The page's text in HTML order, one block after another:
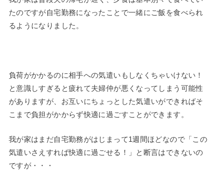
たのですが自宅勤務になったことで一緒にご飯を食べられ
るようになりました。
負荷がかかるのに相手への気遣いもしなくちゃいけない！
と意識しすぎると疲れて夫婦仲が悪くなってしまう可能性
がありますが、お互いにちょっとした気遣いができればそ
こまで負担がかからず快適に過ごすことができます。
我が家はまだ自宅勤務がはじまって1週間ほどなので「この
気遣いさえすれば快適に過ごせる！」と断言はできないの
ですが・・・